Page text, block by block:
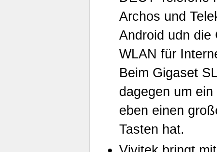
Archos und
Android udn die
WLAN für
Beim Gigaset
dagegen um
eben einen
Tasten hat.